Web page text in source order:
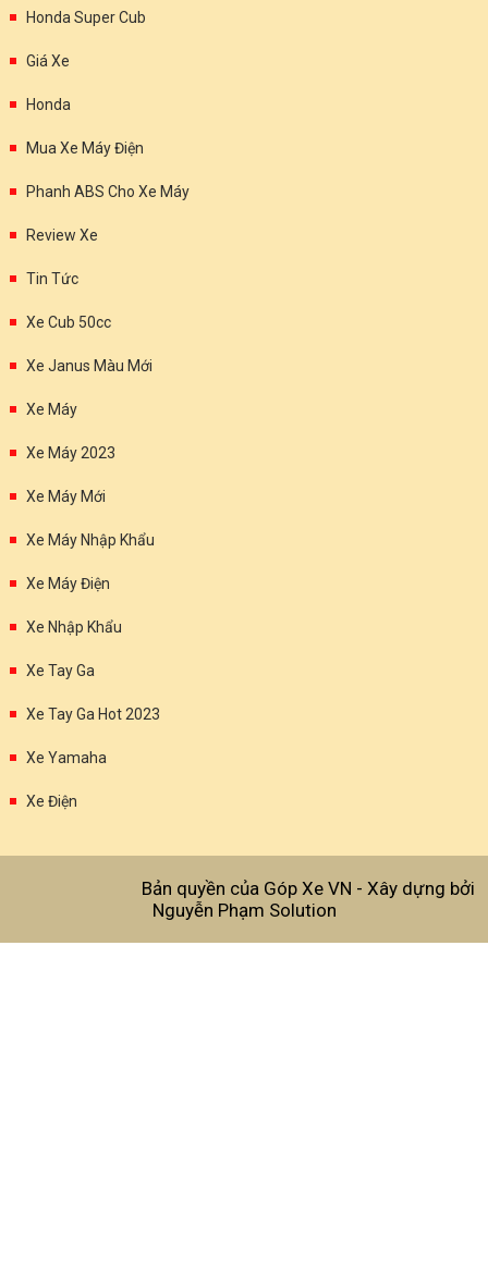
Honda Super Cub
Giá Xe
Honda
Mua Xe Máy Điện
Phanh ABS Cho Xe Máy
Review Xe
Tin Tức
Xe Cub 50cc
Xe Janus Màu Mới
Xe Máy
Xe Máy 2023
Xe Máy Mới
Xe Máy Nhập Khẩu
Xe Máy Điện
Xe Nhập Khẩu
Xe Tay Ga
Xe Tay Ga Hot 2023
Xe Yamaha
Xe Điện
Bản quyền của Góp Xe VN - Xây dựng bởi
Nguyễn Phạm Solution